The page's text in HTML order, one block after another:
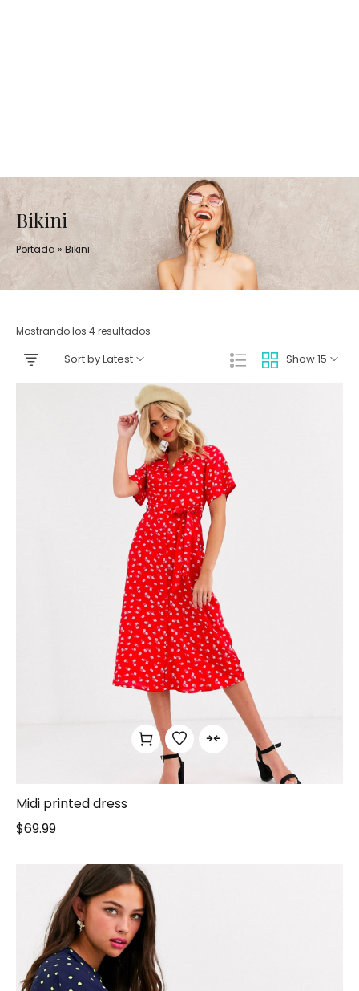
Bikini
Portada » Bikini
Mostrando los 4 resultados
Show 15
Sort by Latest
Midi printed dress
$69.99